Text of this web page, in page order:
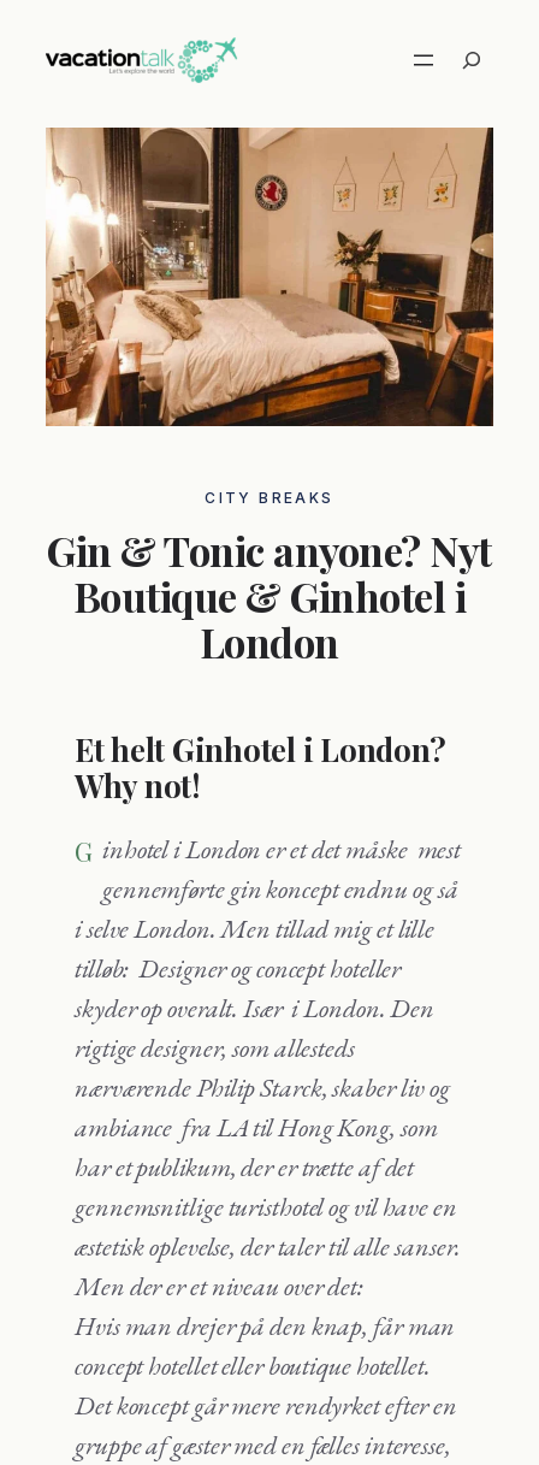
Search
CITY ​​BREAKS
Gin & Tonic anyone? Nyt
Boutique & Ginhotel i
London
Et helt Ginhotel i London?
Why not!
Ginhotel i London er et det måske mest
gennemførte gin koncept endnu og så
i selve London. Men tillad mig et lille
tilløb: Designer og concept hoteller
skyder op overalt. Især i London. Den
rigtige designer, som allesteds
nærværende Philip Starck, skaber liv og
ambiance fra LA til Hong Kong, som
har et publikum, der er trætte af det
gennemsnitlige turisthotel og vil have en
æstetisk oplevelse, der taler til alle sanser.
Men der er et niveau over det:
Hvis man drejer på den knap, får man
concept hotellet eller boutique hotellet.
Det koncept går mere rendyrket efter en
gruppe af gæster med en fælles interesse,